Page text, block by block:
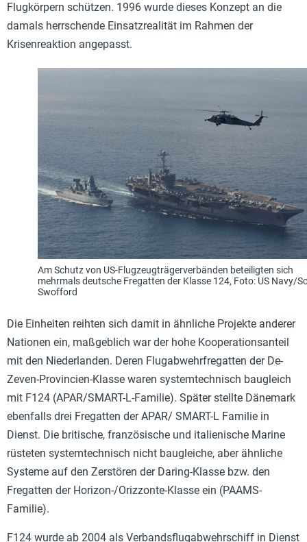
Flugkörpern schützen. 1996 wurde dieses Konzept an die
damals herrschende Einsatzrealität im Rahmen der
Krisenreaktion angepasst.
Am Schutz von US-Flugzeugträgerverbänden beteiligten sich
mehrmals deutsche Fregatten der Klasse 124, Foto: US Navy/
Swofford
Die Einheiten reihten sich damit in ähnliche Projekte anderer
Nationen ein, maßgeblich war der hohe Kooperationsanteil
mit den Niederlanden. Deren Flugabwehrfregatten der De-
Zeven-Provincien-Klasse waren systemtechnisch baugleich
mit F124 (APAR/SMART-L-Familie). Später stellte Dänemark
ebenfalls drei Fregatten der APAR/ SMART-L Familie in
Dienst. Die britische, französische und italienische Marine
rüsteten systemtechnisch nicht baugleiche, aber ähnliche
Systeme auf den Zerstören der Daring-Klasse bzw. den
Fregatten der Horizon-/Orizzonte-Klasse ein (PAAMS-
Familie).
F124 wurde ab 2004 als Verbandsflugabwehrschiff in Dienst